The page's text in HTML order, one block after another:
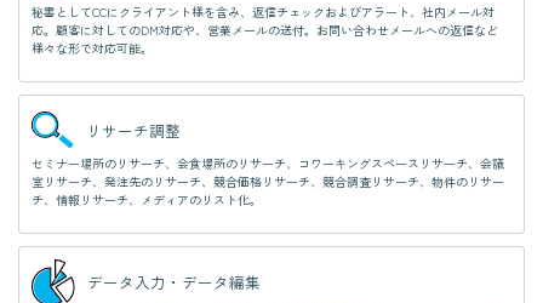
秘書としてCCにクライアント様を含み、返信チェックおよびアラート、社内メール対
応。顧客に対してのDM対応や、営業メールの送付。お問い合わせメールへの返信など
様々な形で対応可能。
リサーチ調整
セミナー場所のリサーチ、会食場所のリサーチ、コワーキングスペースリサーチ、会議
室リサーチ、発注先のリサーチ、競合価格リサーチ、競合調査リサーチ、物件のリサー
チ、情報リサーチ、メディアのリスト化。
データ入力・データ編集